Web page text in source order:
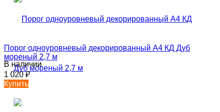
Порог одноуровневый декорированный А4 КД Дуб
мореный 2,7 м
В наличии
1 020₽
Купить